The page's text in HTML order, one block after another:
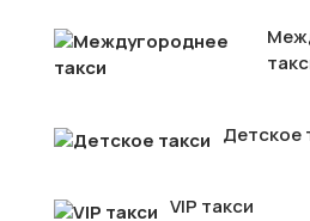
Детское
VIP такси